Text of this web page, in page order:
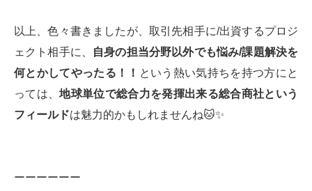
以上、色々書きましたが、取引先相手に/出資するプロジ
ェクト相手に、
自身の担当分野以外でも悩み/課題解決を
何とかしてやったる！！ という熱い気持ちを持つ方にと
っては、地球単位で総合力を発揮出来る総合商社という
フィールドは魅力的かもしれませんね🐱✨
ーーーーーー